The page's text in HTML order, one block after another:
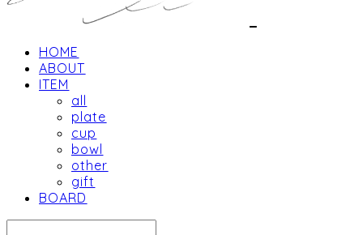
HOME
ABOUT
ITEM
all
plate
cup
bowl
other
gift
BOARD